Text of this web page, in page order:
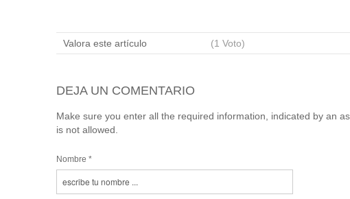
Valora este artículo (1 Voto)
DEJA UN COMENTARIO
Make sure you enter all the required information, indicated by an
is not allowed.
Nombre *